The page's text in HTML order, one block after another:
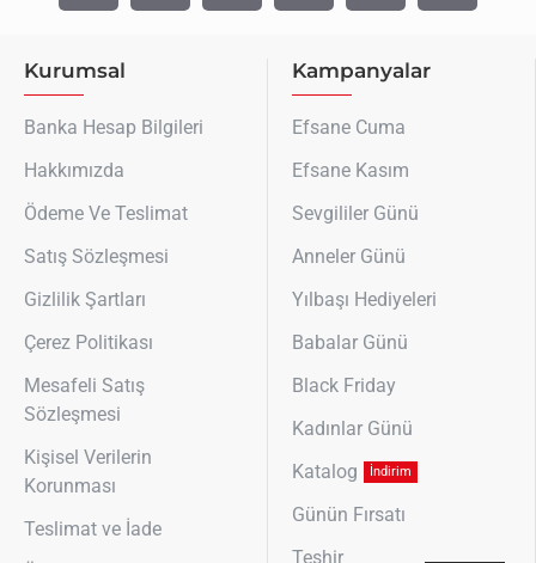
Kurumsal
Banka Hesap Bilgileri
Hakkımızda
Ödeme Ve Teslimat
Satış Sözleşmesi
Gizlilik Şartları
Çerez Politikası
Mesafeli Satış
Sözleşmesi
Kişisel Verilerin
Korunması
Teslimat ve İade
Kampanyalar
Efsane Cuma
Efsane Kasım
Sevgililer Günü
Anneler Günü
Yılbaşı Hediyeleri
Babalar Günü
Black Friday
Kadınlar Günü
Katalog
İndirim
Günün Fırsatı
Teşhir